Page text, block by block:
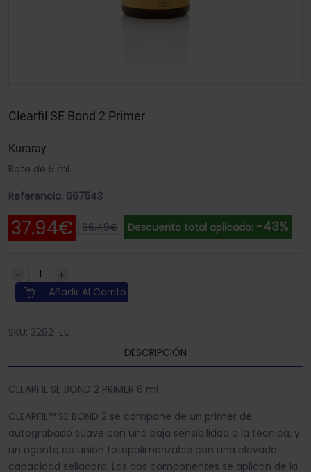
Clearfil SE Bond 2 Primer
Kuraray
Bote de 5 ml.
Referencia: 667543
37.94€ 66.49€ Descuento total aplicado: -43%
Añadir Al Carrito
SKU: 3282-EU
DESCRIPCIÓN
CLEARFIL SE BOND 2 PRIMER 6 ml
CLEARFIL™ SE BOND 2 se compone de un primer de
autograbado suave con una baja sensibilidad a la técnica, y
un agente de unión fotopolimerizable con una elevada
capacidad selladora. Los dos componentes se aplican de la